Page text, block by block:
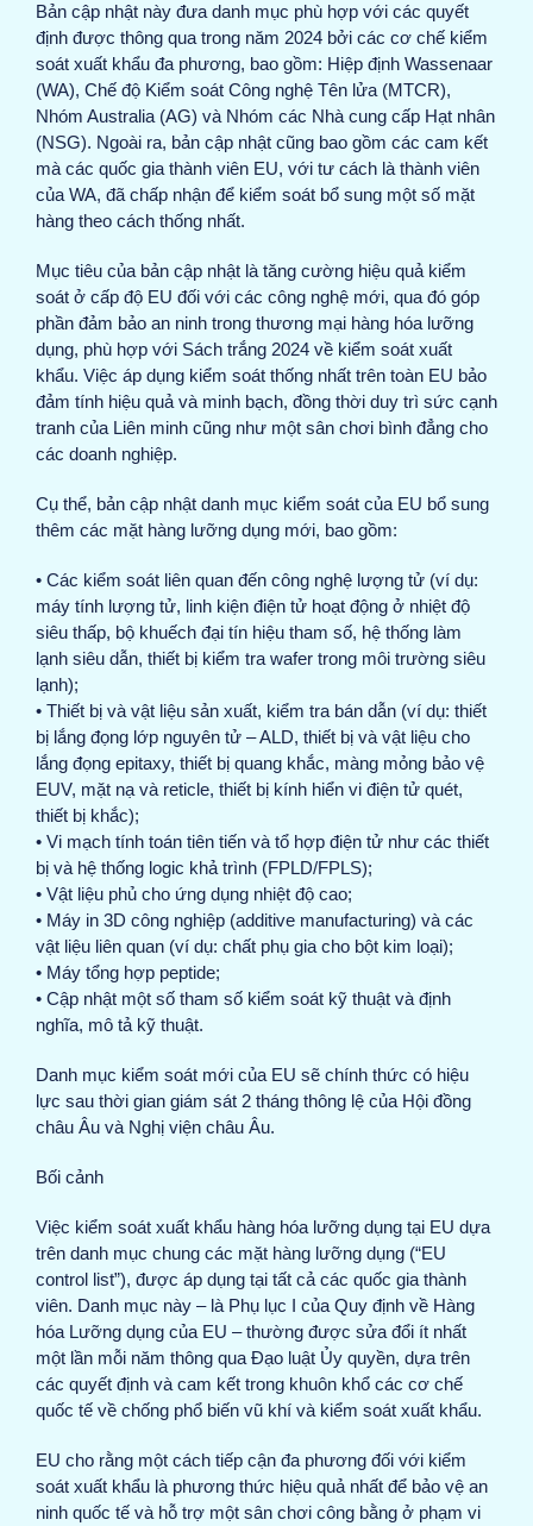
Bản cập nhật này đưa danh mục phù hợp với các quyết
định được thông qua trong năm 2024 bởi các cơ chế kiểm
soát xuất khẩu đa phương, bao gồm: Hiệp định Wassenaar
(WA), Chế độ Kiểm soát Công nghệ Tên lửa (MTCR),
Nhóm Australia (AG) và Nhóm các Nhà cung cấp Hạt nhân
(NSG). Ngoài ra, bản cập nhật cũng bao gồm các cam kết
mà các quốc gia thành viên EU, với tư cách là thành viên
của WA, đã chấp nhận để kiểm soát bổ sung một số mặt
hàng theo cách thống nhất.
Mục tiêu của bản cập nhật là tăng cường hiệu quả kiểm
soát ở cấp độ EU đối với các công nghệ mới, qua đó góp
phần đảm bảo an ninh trong thương mại hàng hóa lưỡng
dụng, phù hợp với Sách trắng 2024 về kiểm soát xuất
khẩu. Việc áp dụng kiểm soát thống nhất trên toàn EU bảo
đảm tính hiệu quả và minh bạch, đồng thời duy trì sức cạnh
tranh của Liên minh cũng như một sân chơi bình đẳng cho
các doanh nghiệp.
Cụ thể, bản cập nhật danh mục kiểm soát của EU bổ sung
thêm các mặt hàng lưỡng dụng mới, bao gồm:
• Các kiểm soát liên quan đến công nghệ lượng tử (ví dụ:
máy tính lượng tử, linh kiện điện tử hoạt động ở nhiệt độ
siêu thấp, bộ khuếch đại tín hiệu tham số, hệ thống làm
lạnh siêu dẫn, thiết bị kiểm tra wafer trong môi trường siêu
lạnh);
• Thiết bị và vật liệu sản xuất, kiểm tra bán dẫn (ví dụ: thiết
bị lắng đọng lớp nguyên tử – ALD, thiết bị và vật liệu cho
lắng đọng epitaxy, thiết bị quang khắc, màng mỏng bảo vệ
EUV, mặt nạ và reticle, thiết bị kính hiển vi điện tử quét,
thiết bị khắc);
• Vi mạch tính toán tiên tiến và tổ hợp điện tử như các thiết
bị và hệ thống logic khả trình (FPLD/FPLS);
• Vật liệu phủ cho ứng dụng nhiệt độ cao;
• Máy in 3D công nghiệp (additive manufacturing) và các
vật liệu liên quan (ví dụ: chất phụ gia cho bột kim loại);
• Máy tổng hợp peptide;
• Cập nhật một số tham số kiểm soát kỹ thuật và định
nghĩa, mô tả kỹ thuật.
Danh mục kiểm soát mới của EU sẽ chính thức có hiệu
lực sau thời gian giám sát 2 tháng thông lệ của Hội đồng
châu Âu và Nghị viện châu Âu.
Bối cảnh
Việc kiểm soát xuất khẩu hàng hóa lưỡng dụng tại EU dựa
trên danh mục chung các mặt hàng lưỡng dụng (“EU
control list”), được áp dụng tại tất cả các quốc gia thành
viên. Danh mục này – là Phụ lục I của Quy định về Hàng
hóa Lưỡng dụng của EU – thường được sửa đổi ít nhất
một lần mỗi năm thông qua Đạo luật Ủy quyền, dựa trên
các quyết định và cam kết trong khuôn khổ các cơ chế
quốc tế về chống phổ biến vũ khí và kiểm soát xuất khẩu.
EU cho rằng một cách tiếp cận đa phương đối với kiểm
soát xuất khẩu là phương thức hiệu quả nhất để bảo vệ an
ninh quốc tế và hỗ trợ một sân chơi công bằng ở phạm vi